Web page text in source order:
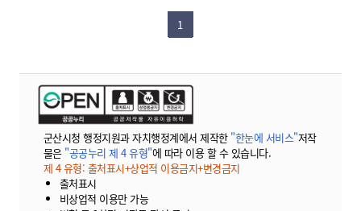
1
군산시청 행정지원과 자치행정계에서 제작한 "한눈에 서비스"저작
물은 "공공누리 제 4 유형"에 따라 이용 할 수 있습니다.
제 4 유형: 출처표시+상업적 이용금지+변경금지
출처표시
비상업적 이용만 가능